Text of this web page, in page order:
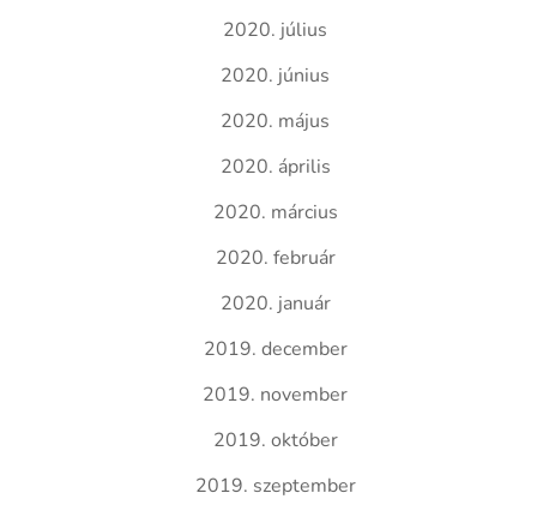
2020. július
2020. június
2020. május
2020. április
2020. március
2020. február
2020. január
2019. december
2019. november
2019. október
2019. szeptember